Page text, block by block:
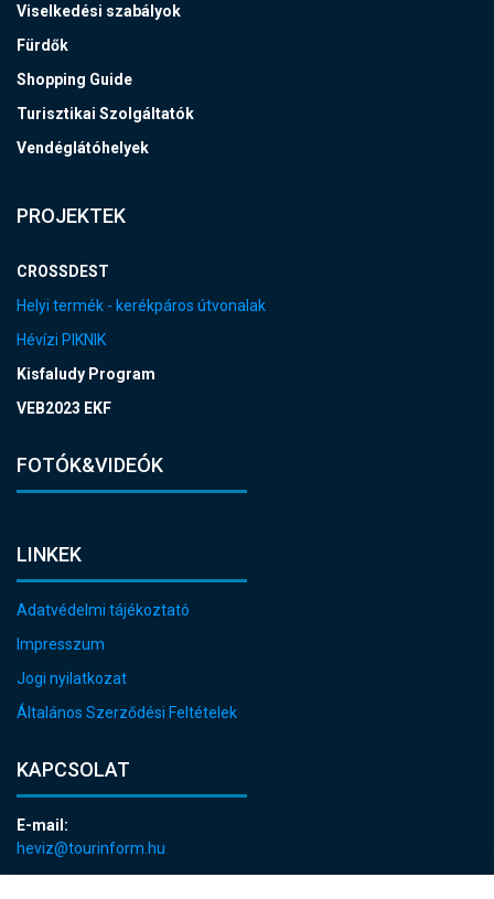
Viselkedési szabályok
Fürdők
Shopping Guide
Turisztikai Szolgáltatók
Vendéglátóhelyek
PROJEKTEK
CROSSDEST
Helyi termék - kerékpáros útvonalak
Hévízi PIKNIK
Kisfaludy Program
VEB2023 EKF
FOTÓK&VIDEÓK
LINKEK
Adatvédelmi tájékoztató
Impresszum
Jogi nyilatkozat
Általános Szerződési Feltételek
KAPCSOLAT
E-mail:
heviz@tourinform.hu